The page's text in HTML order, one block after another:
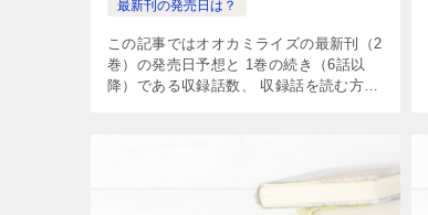
最新刊の発売日は？
この記事ではオオカミライズの最新刊（2
巻）の発売日予想と 1巻の続き（6話以
降）である収録話数、 収録話を読む方法